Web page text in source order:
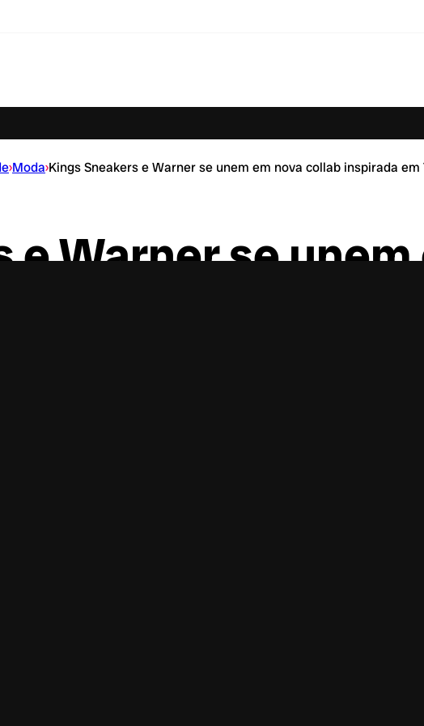
›Moda›Kings Sneakers e Warner se unem em nova collab inspirada
e Warner se
em Tom e